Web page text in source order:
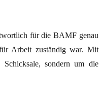
für die BAMF genau
Arbeit zuständig war. Mit
sondern um die